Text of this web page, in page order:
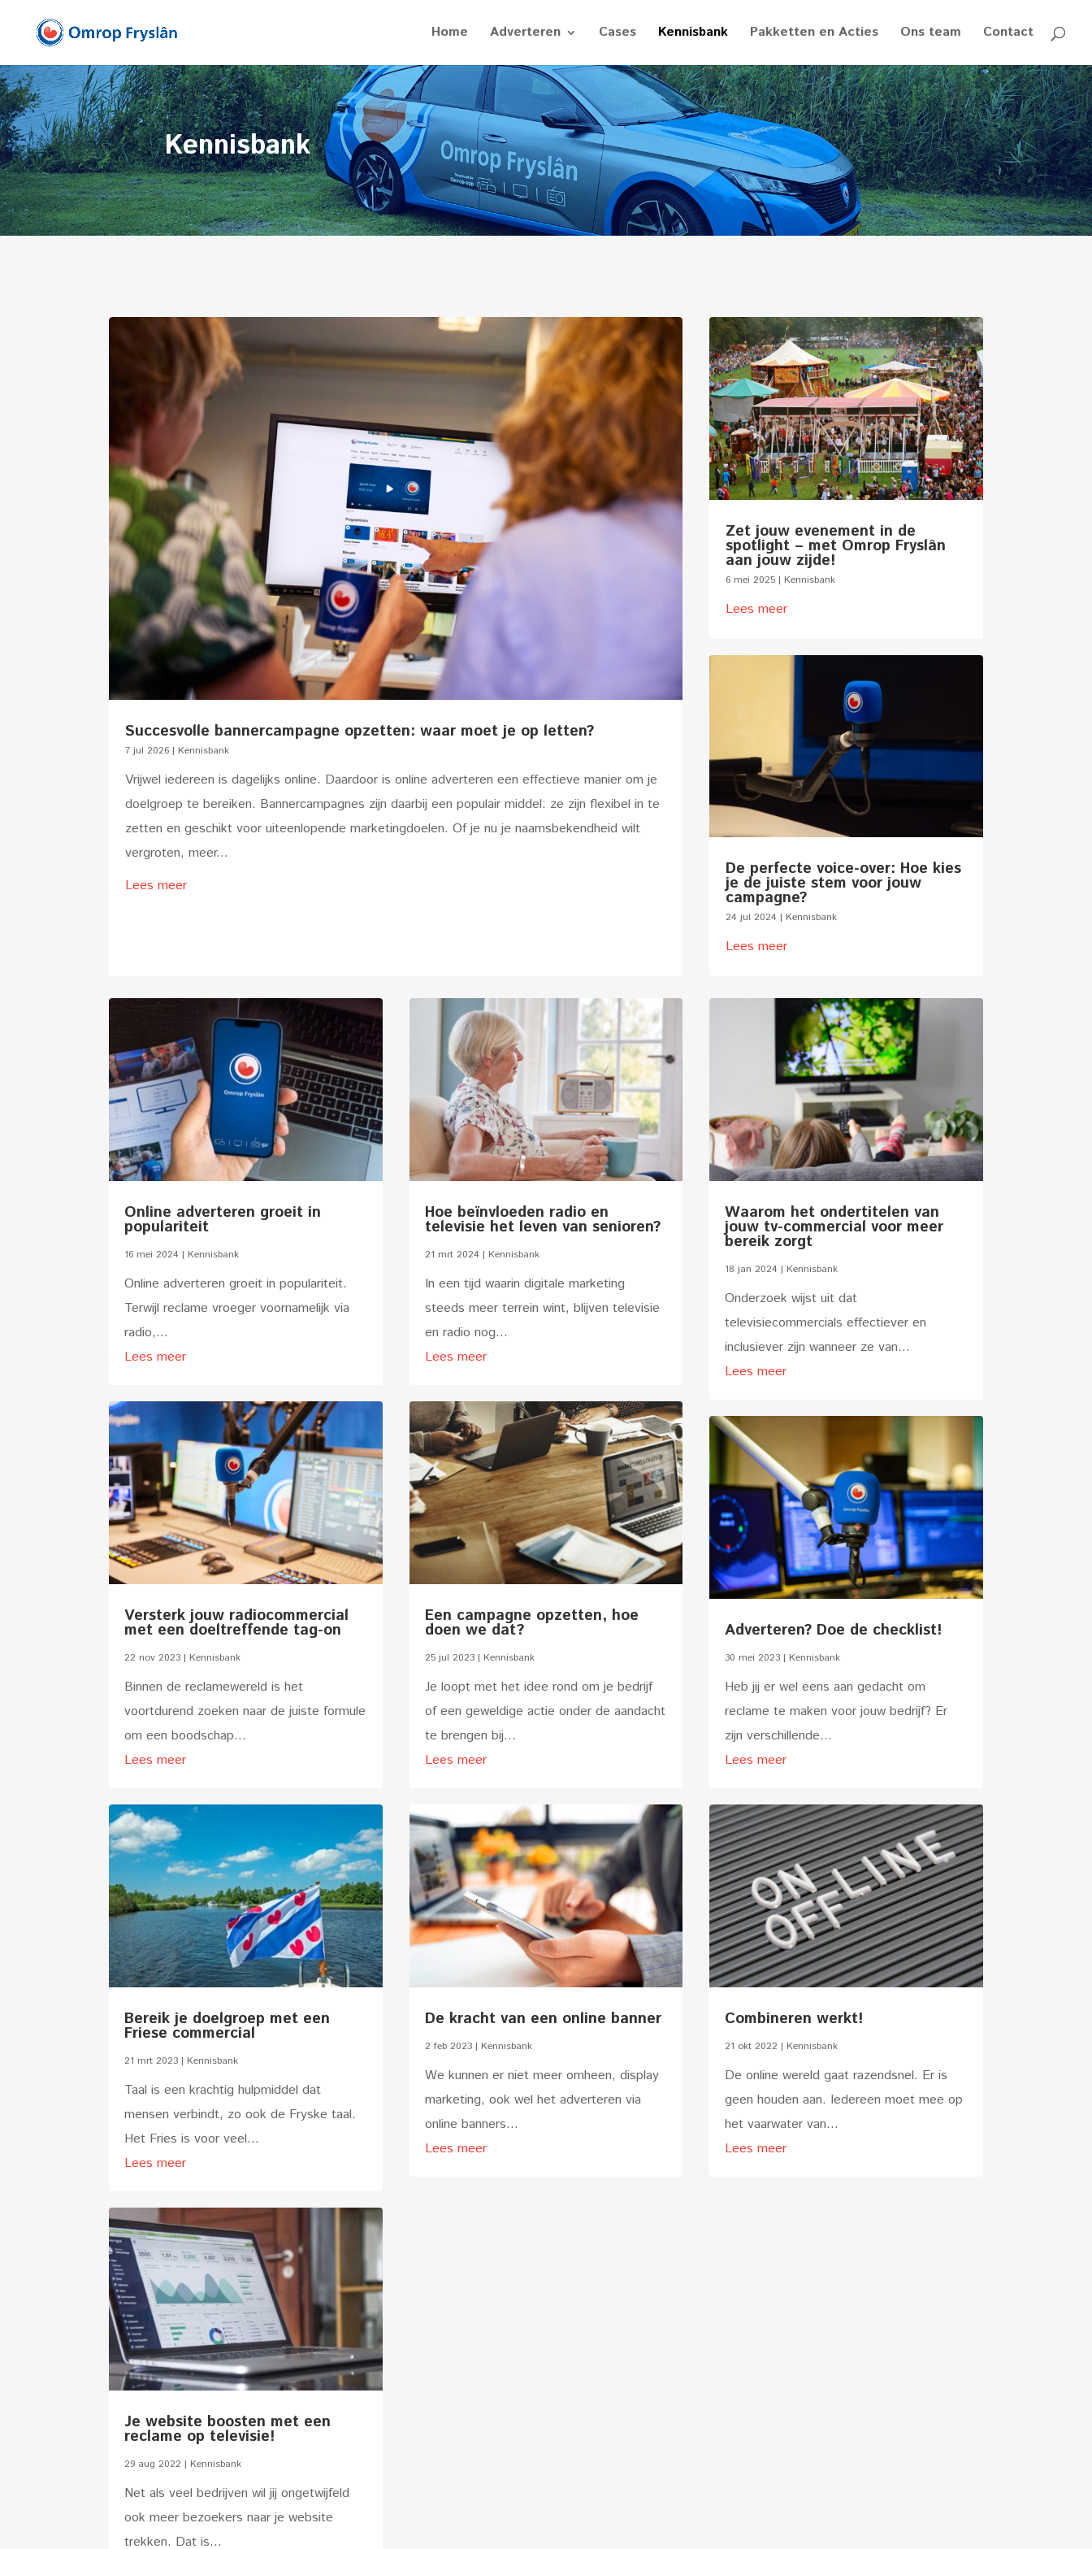
Home Adverteren Cases Kennisbank Pakketten en Acties Ons team Contact
Kennisbank
Succesvolle bannercampagne opzetten: waar moet je op letten?
7 jul 2026 | Kennisbank
Vrijwel iedereen is dagelijks online. Daardoor is online adverteren een effectieve manier om je
doelgroep te bereiken. Bannercampagnes zijn daarbij een populair middel: ze zijn flexibel in te
zetten en geschikt voor uiteenlopende marketingdoelen. Of je nu je naamsbekendheid wilt
vergroten, meer...
Lees meer
Zet jouw evenement in de
spotlight – met Omrop Fryslân
aan jouw zijde!
6 mei 2025| Kennisbank
Lees meer
De perfecte voice-over: Hoe kies
je de juiste stem voor jouw
campagne?
24 jul 2024 | Kennisbank
Lees meer
Online adverteren groeit in
populariteit
16 mei 2024 | Kennisbank
Online adverteren groeit in populariteit.
Terwijl reclame vroeger voornamelijk via
radio,...
Lees meer
Versterk jouw radiocommercial
met een doeltreffende tag-on
22 nov 2023 | Kennisbank
Binnen de reclamewereld is het
voortdurend zoeken naar de juiste formule
om een boodschap...
Lees meer
Bereik je doelgroep met een
Friese commercial
21 mrt 2023 | Kennisbank
Taal is een krachtig hulpmiddel dat
mensen verbindt, zo ook de Fryske taal.
Het Fries is voor veel...
Lees meer
Je website boosten met een
reclame op televisie!
29 aug 2022 | Kennisbank
Net als veel bedrijven wil jij ongetwijfeld
ook meer bezoekers naar je website
trekken. Dat is...
Hoe beïnvloeden radio en
televisie het leven van senioren?
21 mrt 2024 | Kennisbank
In een tijd waarin digitale marketing
steeds meer terrein wint, blijven televisie
en radio nog...
Lees meer
Een campagne opzetten, hoe
doen we dat?
25 jul 2023| Kennisbank
Je loopt met het idee rond om je bedrijf
of een geweldige actie onder de aandacht
te brengen bij...
Lees meer
De kracht van een online banner
2 feb 2023| Kennisbank
We kunnen er niet meer omheen, display
marketing, ook wel het adverteren via
online banners...
Lees meer
Waarom het ondertitelen van
jouw tv-commercial voor meer
bereik zorgt
18 jan 2024 | Kennisbank
Onderzoek wijst uit dat
televisiecommercials effectiever en
inclusiever zijn wanneer ze van...
Lees meer
Adverteren? Doe de checklist!
30 mei 2023| Kennisbank
Heb jij er wel eens aan gedacht om
reclame te maken voor jouw bedrijf? Er
zijn verschillende...
Lees meer
Combineren werkt!
21 okt 2022 | Kennisbank
De online wereld gaat razendsnel. Er is
geen houden aan. Iedereen moet mee op
het vaarwater van...
Lees meer